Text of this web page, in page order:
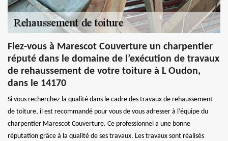
Fiez-vous à Marescot Couverture un charpentier
réputé dans le domaine de l’exécution de travaux
de rehaussement de votre toiture à L Oudon,
dans le 14170
Si vous recherchez la qualité dans le cadre des travaux de rehaussement
de toiture, il est recommandé pour vous de vous adresser à l’équipe du
charpentier Marescot Couverture. Ce professionnel a une bonne
réputation grâce à la qualité de ses travaux. Les travaux sont réalisés